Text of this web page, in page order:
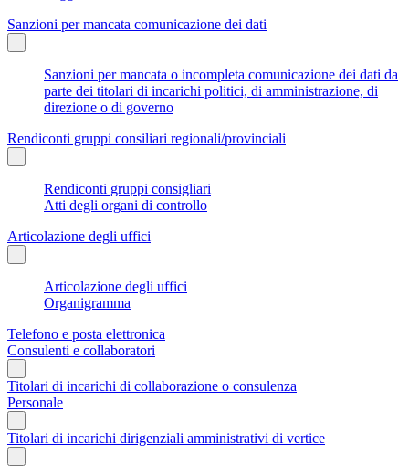
Sanzioni per mancata comunicazione dei dati
Sanzioni per mancata o incompleta comunicazione dei dati da
parte dei titolari di incarichi politici, di amministrazione, di
direzione o di governo
Rendiconti gruppi consiliari regionali/provinciali
Rendiconti gruppi consigliari
Atti degli organi di controllo
Articolazione degli uffici
Articolazione degli uffici
Organigramma
Telefono e posta elettronica
Consulenti e collaboratori
Titolari di incarichi di collaborazione o consulenza
Personale
Titolari di incarichi dirigenziali amministrativi di vertice